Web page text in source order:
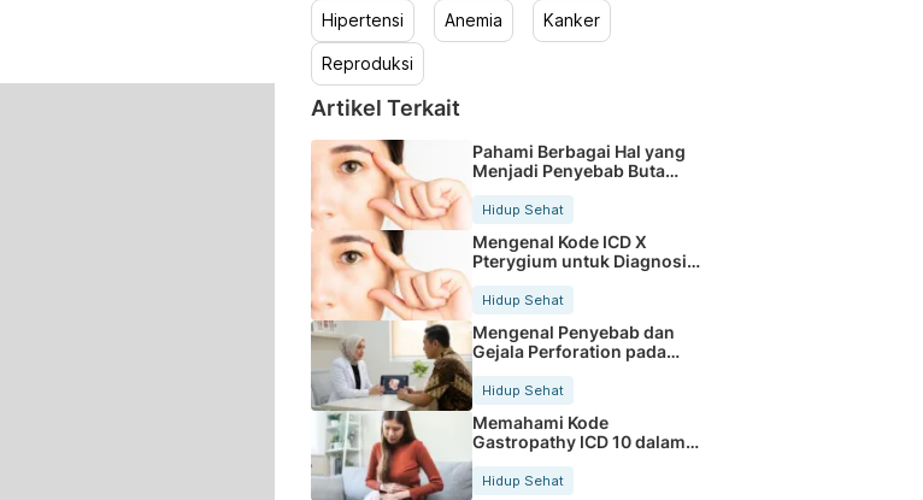
Hipertensi Anemia Kanker
Reproduksi
Artikel Terkait
Pahami Berbagai Hal yang
Menjadi Penyebab Buta
Hidup Sehat
Mengenal Kode ICD X
Pterygium untuk Diagnosis
Hidup Sehat
Mengenal Penyebab dan
Gejala Perforation pada
Tubuh
Hidup Sehat
Memahami Kode
Gastropathy ICD 10 dalam
Rekam Medis Pasien
Hidup Sehat